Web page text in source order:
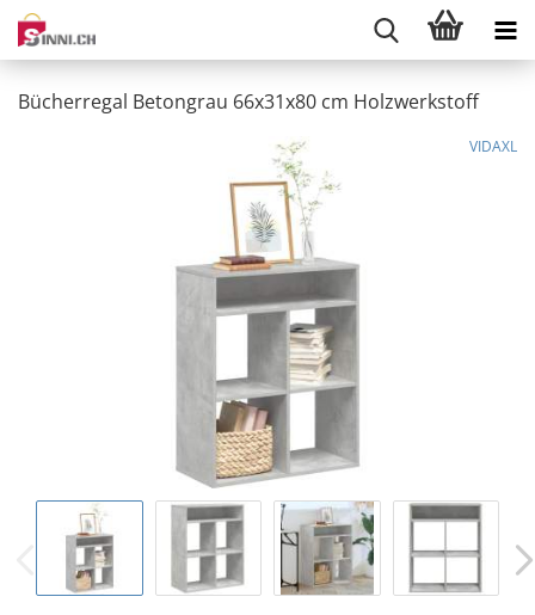
Bücherregal Betongrau 66x31x80 cm Holzwerkstoff
VIDAXL